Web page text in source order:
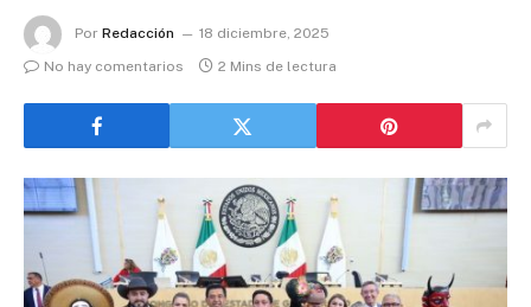
Por Redacción
18 diciembre, 2025
No hay comentarios
2 Mins de lectura